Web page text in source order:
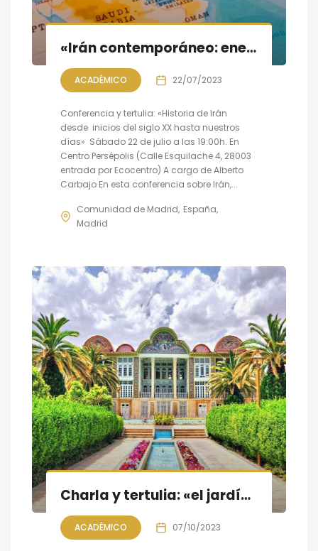
«Irán contemporáneo: energía y geoestrategia»; conferencia y tertulia
ACADÉMICO 22/07/2023
Conferencia y tertulia: «Historia de Irán
desde inicios del siglo XX hasta nuestros
días» Sábado 22 de julio a las 19:00h. En
Centro Persépolis (Calle Esquilache 4, 28003
entrada por Ecocentro) A cargo de Alberto
Carbajo En esta conferencia sobre Irán,...
Comunidad de Madrid España
Madrid
Charla y tertulia: «el jardín persa, un paraíso en la tierra»
ACADÉMICO 07/10/2023